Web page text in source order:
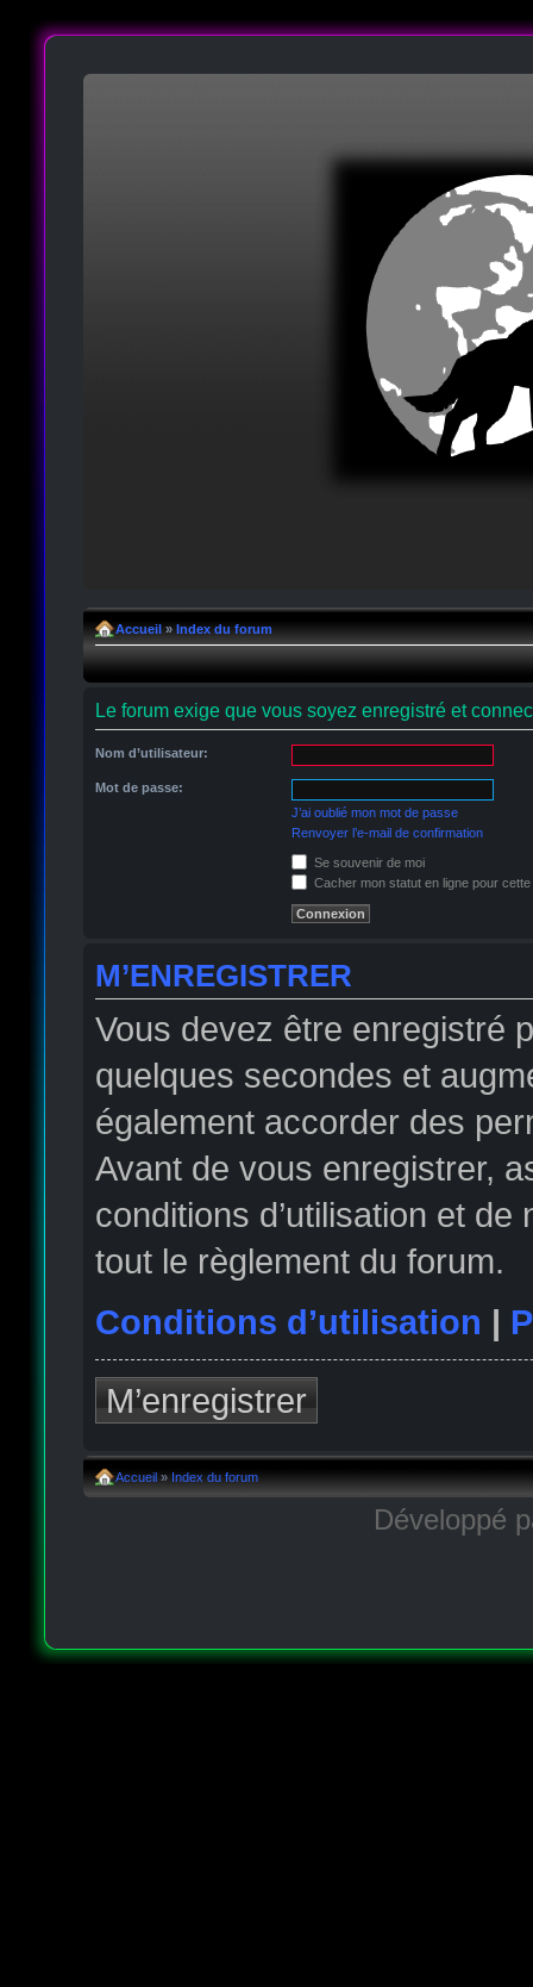
Accueil » Index du forum
Le forum exige que vous soyez enregistré et
Nom d’utilisateur:
Mot de passe:
J’ai oublié mon mot de passe
Renvoyer l’e-mail de confirmation
Se souvenir de moi
Cacher mon statut en ligne pour
M’ENREGISTRER
Vous devez être enregistré
quelques secondes et
également accorder des
Avant de vous enregistrer,
conditions d’utilisation et
tout le règlement du forum.
Conditions d’utilisation |
M’enregistrer
Accueil » Index du forum
Développé